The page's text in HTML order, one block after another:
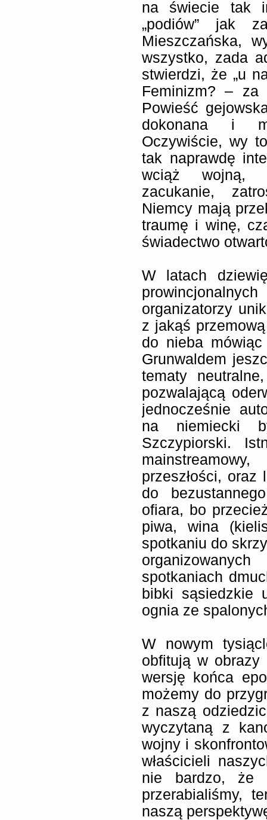
na świecie tak
„podiów” jak
Mieszczańska,
wszystko, zada
stwierdzi, że „u
Feminizm? –
Powieść
dokonana i
Oczywiście, wy
tak naprawdę
wciąż wojną,
zacukanie,
Niemcy mają
traumę i winę,
świadectwo
W latach
organizatorzy
z jakąś
do nieba
Grunwaldem
tematy
pozwalającą
jednocześnie
na niemiecki
Szczypiorski.
przeszłości, oraz
do
ofiara, bo
piwa, wina
spotkaniu do
spotkaniach
bibki sąsiedzkie
ognia ze
W nowym
obfitują w obrazy
wersję końca
możemy do
z naszą
wyczytaną z
wojny i
właścicieli
nie bardzo, że
przerabialiśmy,
naszą